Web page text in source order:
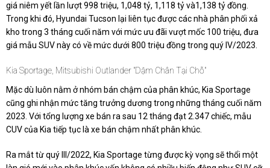
giá niêm yết lần lượt 998 triệu, 1,048 tỷ, 1,118 tỷ và1,138 tỷ đồng.
Trong khi đó, Hyundai Tucson lại liên tục được các nhà phân phối xả
kho trong 3 tháng cuối năm với mức ưu đãi vượt mốc 100 triệu, đưa
giá mẫu SUV này có về mức dưới 800 triệu đồng trong quý IV/2023.
Kia Sportage, Mitsubishi Outlander "dậm Chân Tại Chỗ"
Mặc dù luôn nằm ở nhóm bán chậm của phân khúc, Kia Sportage
cũng ghi nhận mức tăng trưởng dương trong những tháng cuối năm
2023. Với tổng lượng xe bán ra sau 12 tháng đạt 2.347 chiếc, mẫu
CUV của Kia tiếp tục là xe bán chậm nhất phân khúc.
Ra mắt từ quý III/2022, Kia Sportage từng được kỳ vọng sẽ thổi một